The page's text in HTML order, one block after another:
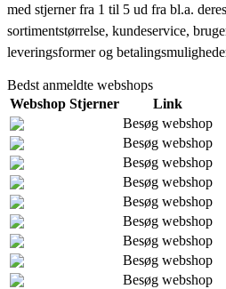
med stjerner fra 1 til 5 ud fra bl.a.
sortimentstørrelse, kundeservice,
leveringsformer og
Bedst anmeldte webshops
Webshop Stjerner
Link
Besøg webshop
Besøg webshop
Besøg webshop
Besøg webshop
Besøg webshop
Besøg webshop
Besøg webshop
Besøg webshop
Besøg webshop